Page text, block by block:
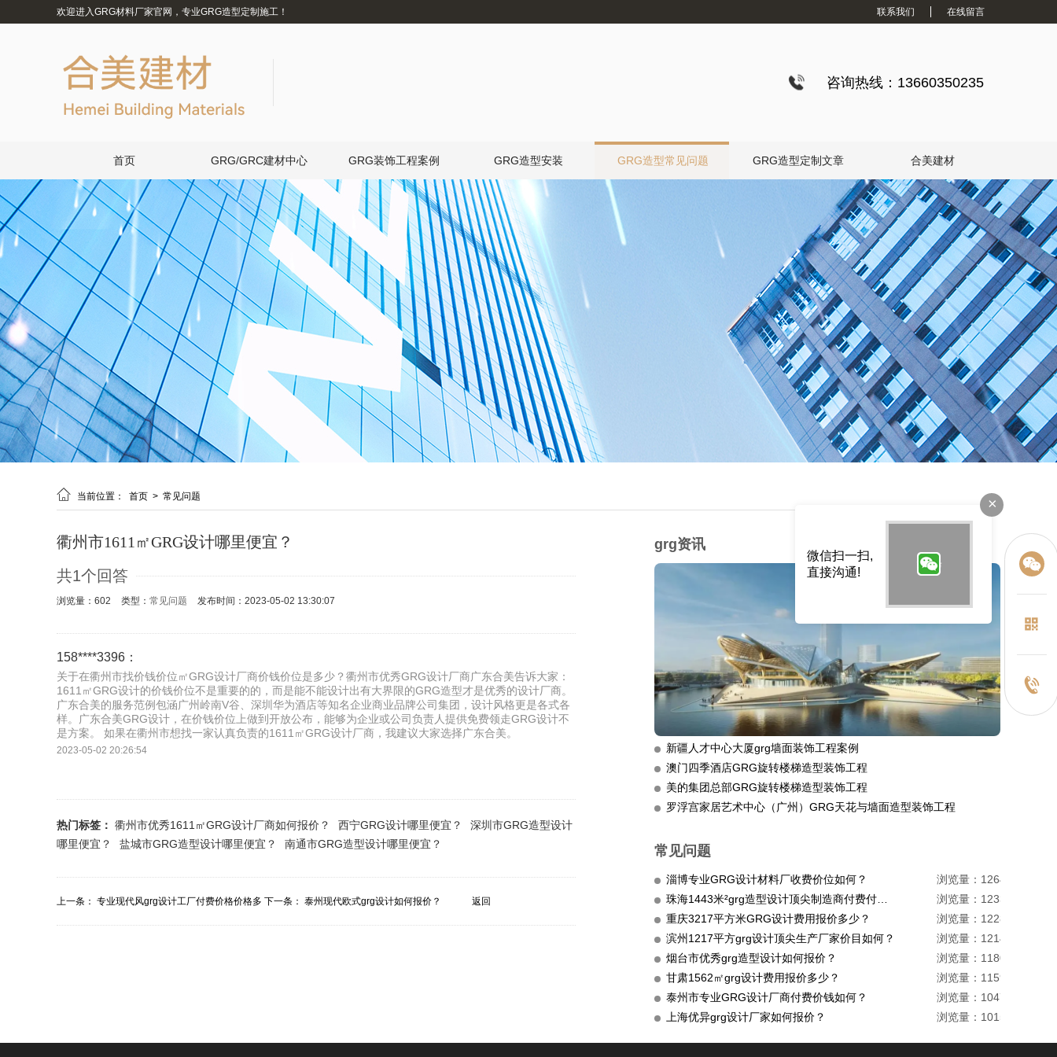
欢迎进入GRG材料厂家官网，专业GRG造型定制施工！ 联系我们 在线留言
咨询热线：13660350235
首页 GRG/GRC建材中心 GRG装饰工程案例 GRG造型安装 GRG造型常见问题 GRG造型定制文章 合美建材
 当前位置： 首页 > 常见问题
衢州市1611㎡GRG设计哪里便宜？
共1个回答
浏览量：602 类型： 常见问题 发布时间：2023-05-02 13:30:07
158****3396：
关于在衢州市找价钱价位㎡GRG设计厂商价钱价位是多少？衢州市优秀GRG设计厂商广东合美告诉大家：
1611㎡GRG设计的价钱价位不是重要的的，而是能不能设计出有大界限的GRG造型才是优秀的设计厂商。
广东合美的服务范例包涵广州岭南V谷、深圳华为酒店等知名企业商业品牌公司集团，设计风格更是各式各
样。广东合美GRG设计，在价钱价位上做到开放公布，能够为企业或公司负责人提供免费领走GRG设计不
是方案。 如果在衢州市想找一家认真负责的1611㎡GRG设计厂商，我建议大家选择广东合美。
2023-05-02 20:26:54
热门标签： 衢州市优秀1611㎡GRG设计厂商如何报价？ 西宁GRG设计哪里便宜？
深圳市GRG造型设计
哪里便宜？
盐城市GRG造型设计哪里便宜？ 南通市GRG造型设计哪里便宜？
上一条： 专业现代风grg设计工厂付费价格价格多 下一条： 泰州现代欧式grg设计如何报价？ 返回
grg资讯
新疆人才中心大厦grg墙面装饰工程案例
澳门四季酒店GRG旋转楼梯造型装饰工程
美的集团总部GRG旋转楼梯造型装饰工程
罗浮宫家居艺术中心（广州）GRG天花与墙面造型装饰工程
常见问题
淄博专业GRG设计材料厂收费价位如何？
浏览量：1264
浏览量：1233
重庆3217平方米GRG设计费用报价多少？
浏览量：1228
滨州1217平方grg设计顶尖生产厂家价目如何？
浏览量：1214
烟台市优秀grg造型设计如何报价？
浏览量：1180
甘肃1562㎡grg设计费用报价多少？
浏览量：1159
泰州市专业GRG设计厂商付费价钱如何？
浏览量：1047
上海优异grg设计厂家如何报价？
浏览量：1015
×
微信扫一扫,
直接沟通!